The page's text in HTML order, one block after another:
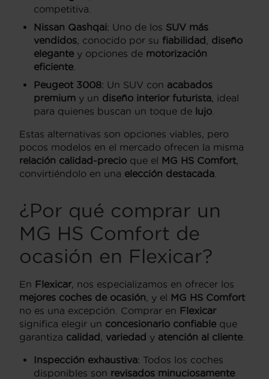
competitiva.
Nissan Qashqai: Uno de los SUV más
vendidos , conocido por su fiabilidad
diseño
elegante y opciones de motorización
eficiente
Peugeot 3008: Un SUV con acabados
premium y un diseño interior futurista , ideal
para quienes buscan un toque de lujo
Estas alternativas son opciones viables, pero
pocos modelos en el mercado ofrecen la misma
relación calidad-precio que el MG HS Comfort
convirtiéndolo en una elección destacada
¿Por qué comprar un
MG HS Comfort de
ocasión en Flexicar?
En Flexicar, nos especializamos en ofrecer los
mejores coches de ocasión , y el MG HS Comfort
no es una excepción. Comprar en Flexicar
significa elegir un concesionario confiable que
garantiza calidad variedad y atención al cliente
Inspección exhaustiva: Todos los coches
disponibles son revisados minuciosamente